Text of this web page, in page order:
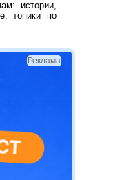
истории,
топики по
Реклама